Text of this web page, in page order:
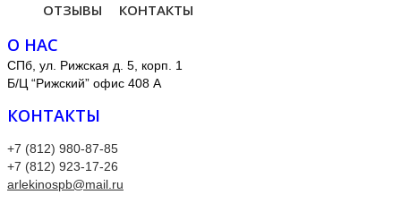
ОТЗЫВЫ
КОНТАКТЫ
О НАС
СПб, ул. Рижская д. 5, корп. 1
Б/Ц “Рижский” офис 408 А
КОНТАКТЫ
+7 (812) 980-87-85
+7 (812) 923-17-26
arlekinospb@mail.ru